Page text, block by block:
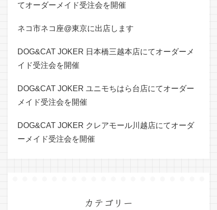
てオーダーメイド受注会を開催
ネコ市ネコ座@東京に出店します
DOG&CAT JOKER 日本橋三越本店にてオーダーメ
イド受注会を開催
DOG&CAT JOKER ユニモちはら台店にてオーダー
メイド受注会を開催
DOG&CAT JOKER クレアモール川越店にてオーダ
ーメイド受注会を開催
カテゴリー